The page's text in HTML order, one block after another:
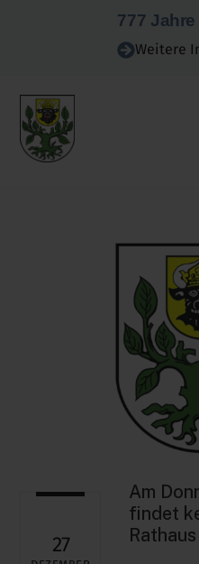
777
Weitere
27
Am
findet